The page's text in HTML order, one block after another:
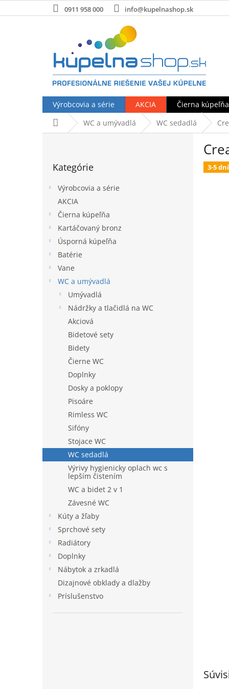
na
0911 958 000 info@kupelnashop.sk
Výrobcovia a série AKCIA Čierna kúpeľňa
DomovWC a umývadlá WC sedadlá
kategórie
Kategórie
Výrobcovia a série
AKCIA
Čierna kúpeľňa
Kartáčovaný bronz
Úsporná kúpeľňa
Batérie
Vane
WC a umývadlá
Umývadlá
Nádržky a tlačidlá na WC
Akciová
Bidetové sety
Bidety
Čierne WC
Doplnky
Dosky a poklopy
Pisoáre
Rimless WC
Sifóny
Stojace WC
WC sedadlá
Výrivy hygienicky oplach wc s
lepším čistením
WC a bidet 2 v 1
Závesné WC
Kúty a žľaby
Sprchové sety
Radiátory
Doplnky
Nábytok a zrkadlá
Dizajnové obklady a dlažby
Príslušenstvo
3-5 dní